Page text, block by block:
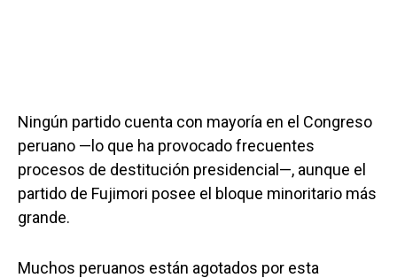
Ningún partido cuenta con mayoría en el Congreso
peruano —lo que ha provocado frecuentes
procesos de destitución presidencial—, aunque el
partido de Fujimori posee el bloque minoritario más
grande.
Muchos peruanos están agotados por esta